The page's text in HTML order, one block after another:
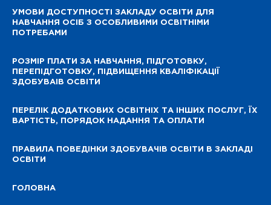
УМОВИ ДОСТУПНОСТІ ЗАКЛАДУ ОСВІТИ ДЛЯ
НАВЧАННЯ ОСІБ З ОСОБЛИВИМИ ОСВІТНІМИ
ПОТРЕБАМИ
РОЗМІР ПЛАТИ ЗА НАВЧАННЯ, ПІДГОТОВКУ,
ПЕРЕПІДГОТОВКУ, ПІДВИЩЕННЯ КВАЛІФІКАЦІЇ
ЗДОБУВАІВ ОСВІТИ
ПЕРЕЛІК ДОДАТКОВИХ ОСВІТНІХ ТА ІНШИХ ПОСЛУГ, ЇХ
ВАРТІСТЬ, ПОРЯДОК НАДАННЯ ТА ОПЛАТИ
ПРАВИЛА ПОВЕДІНКИ ЗДОБУВАЧІВ ОСВІТИ В ЗАКЛАДІ
ОСВІТИ
ГОЛОВНА